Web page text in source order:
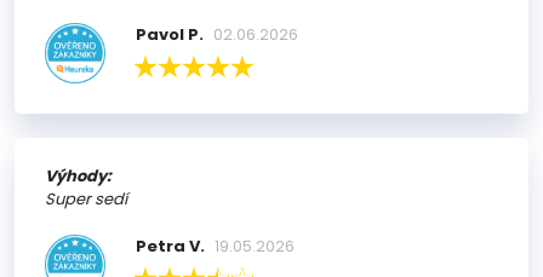
Pavol P. 02.06.2026
Výhody:
Super sedí
Petra V. 19.05.2026